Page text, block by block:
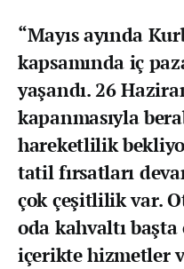
“Mayıs ayında
kapsamında iç
yaşandı. 26
kapanmasıyla
hareketlilik
tatil fırsatları
çok çeşitlilik var.
oda kahvaltı
içerikte hizmetler